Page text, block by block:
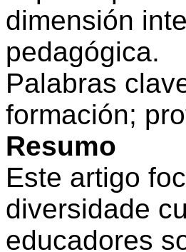
dimensión
pedagógica.
Palabras
formación;
Resumo
Este artigo
diversidade
educadores